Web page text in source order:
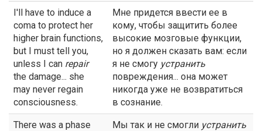
I'll have to induce a
coma to protect her
higher brain functions,
but I must tell you,
unless I can repair
the damage... she
may never regain
consciousness.
Мне придется ввести ее в
кому, чтобы защитить более
высокие мозговые функции,
но я должен сказать вам: если
я не смогу устранить
повреждения... она может
никогда уже не возвратиться
в сознание.
There was a phase
Мы так и не смогли устранить